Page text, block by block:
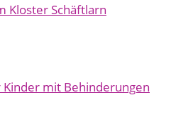
Kloster Schäftlarn
mit Behinderungen